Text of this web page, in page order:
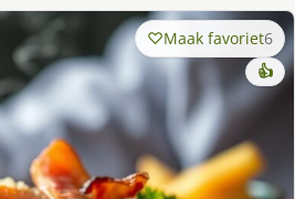
Maak favoriet6
👍